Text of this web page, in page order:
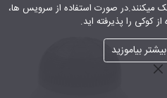
کوکی ها در ارائه بهتر سرویس‎ به ما کمک می‎کنند.در صورت استفاده از سرویس ها،
کوکی را پذیرفته اید.
بیشتر بیاموزید